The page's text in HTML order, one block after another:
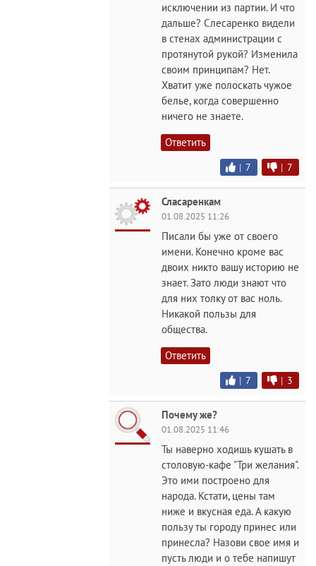
исключении из партии. И что
дальше? Слесаренко видели
в стенах администрации с
протянутой рукой? Изменила
своим принципам? Нет.
Хватит уже полоскать чужое
белье, когда совершенно
ничего не знаете.
Ответить
| 7 | 7
Сласаренкам
01.08.2025 11:26
Писали бы уже от своего
имени. Конечно кроме вас
двоих никто вашу историю не
знает. Зато люди знают что
для них толку от вас ноль.
Никакой пользы для
общества.
Ответить
| 7 | 3
Почему же?
01.08.2025 11:46
Ты наверно ходишь кушать в
столовую-кафе "Три желания".
Это ими построено для
народа. Кстати, цены там
ниже и вкусная еда. А какую
пользу ты городу принес или
принесла? Назови свое имя и
пусть люди и о тебе напишут